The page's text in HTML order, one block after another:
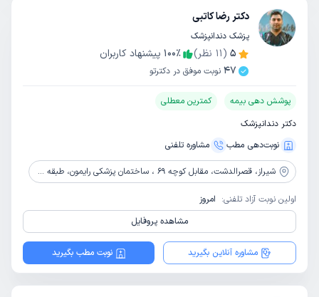
دکتر رضا کاتبی
پزشک دندانپزشک
5
(
11 نظر) 100٪
پیشنهاد کاربران
47 نوبت موفق در دکترتو
پوشش دهی بیمه
کمترین معطلی
دکتر دندانپزشک
نوبت‌دهی مطب
مشاوره‌ تلفنی
شیراز، قصرالدشت، مقابل کوچه 69 ، ساختمان پزشکی رایمون، طبقه 3، واحد 302
اولین نوبت آزاد تلفنی: امروز
مشاهده پروفایل
مشاوره آنلاین بگیرید نوبت مطب بگیرید